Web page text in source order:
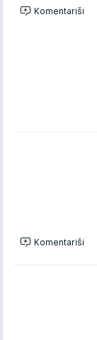
Komentariši
Komentariši